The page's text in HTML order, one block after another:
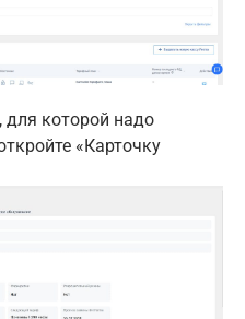
для которой надо
«Карточку